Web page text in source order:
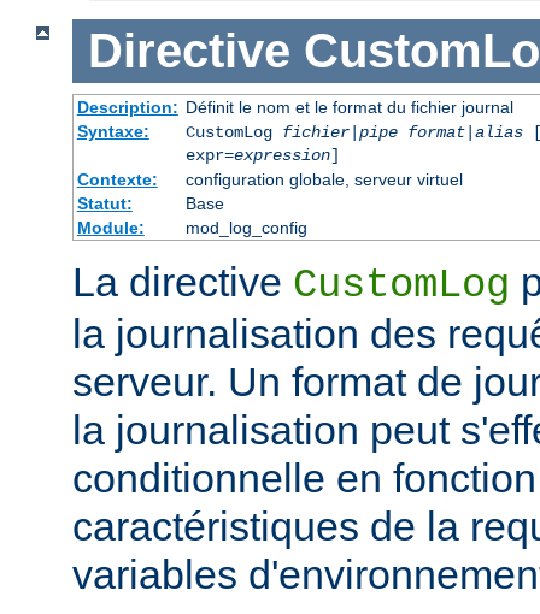
Directive
Description: Définit le nom et le format du fichier journal
Syntaxe:
CustomLog fichier|pipe format|alias
expr=expression]
Contexte:
configuration globale, serveur virtuel
Statut:
Base
Module:
mod_log_config
La directive CustomLog
la journalisation des
serveur. Un format de
la journalisation peut
conditionnelle en
caractéristiques de la
variables